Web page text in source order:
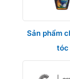
Sản phẩm
tóc